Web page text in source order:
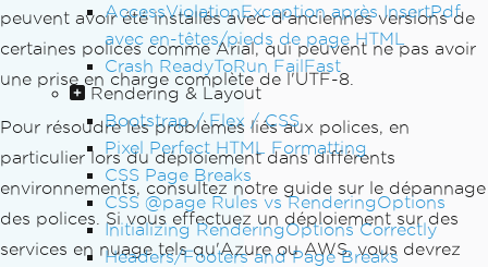
AccessViolationException après InsertPdf
avec en-têtes/pieds de page HTML
Crash ReadyToRun FailFast
Rendering & Layout
Bootstrap / Flex / CSS
Pixel Perfect HTML Formatting
CSS Page Breaks
CSS @page Rules vs RenderingOptions
Initializing RenderingOptions Correctly
Headers/Footers and Page Breaks
peuvent avoir été installés avec d'anciennes versions de
certaines polices comme Arial, qui peuvent ne pas avoir
une prise en charge complète de l'UTF-8.
Pour résoudre les problèmes liés aux polices, en
particulier lors du déploiement dans différents
environnements, consultez notre guide sur le dépannage
des polices. Si vous effectuez un déploiement sur des
services en nuage tels qu'Azure ou AWS, vous devrez